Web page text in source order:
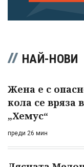
НАЙ-НОВИ
Жена е с
кола се вряза
„Хемус“
преди 26 мин